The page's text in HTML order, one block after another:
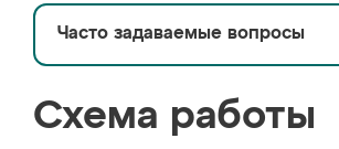
Часто задаваемые вопросы
Схема работы